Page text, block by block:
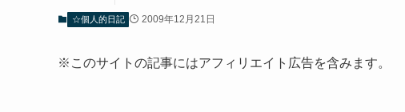
☆個人的日記 2009年12月21日
※このサイトの記事にはアフィリエイト広告を含みます。